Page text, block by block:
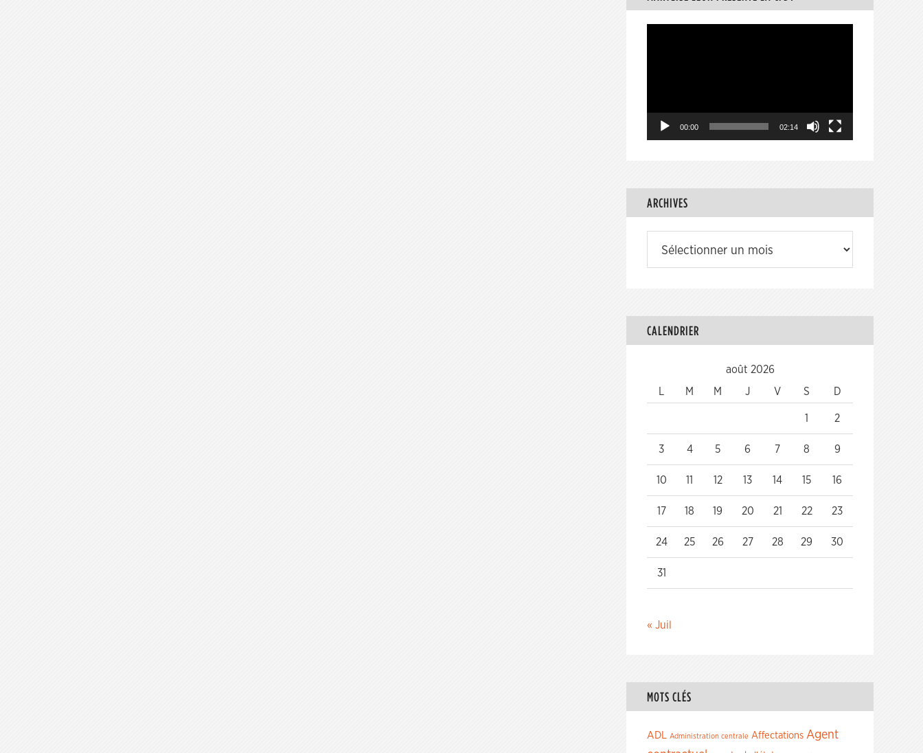
00:00 02:14
ARCHIVES
CALENDRIER
août 2026
M M J V S D
1 2
3 4 5 6 7 8 9
10 11 12 13 14 15 16
17 18 19 20 21 22 23
24 25 26 27 28 29 30
31
« Juil
MOTS CLÉS
ADL Administration centrale Affectations Agent